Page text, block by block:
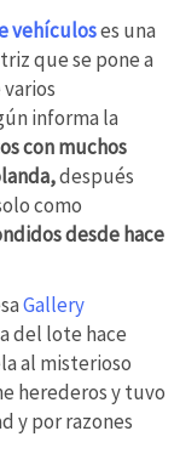
vehículoses una
que se pone a
informa la
con muchos
después
como
desde hace
Gallery
del lote hace
al misterioso
herederos y tuvo
y por razones